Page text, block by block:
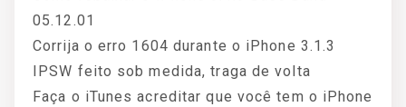
05.12.01
Corrija o erro 1604 durante o iPhone 3.1.3
IPSW feito sob medida, traga de volta
Faça o iTunes acreditar que você tem o iPhone